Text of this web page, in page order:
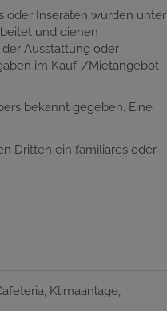
oder Inseraten wurden unter
und dienen
Ausstattung oder
im Kauf-/Mietangebot
bekannt gegeben. Eine
Dritten ein familiäres oder
Klimaanlage